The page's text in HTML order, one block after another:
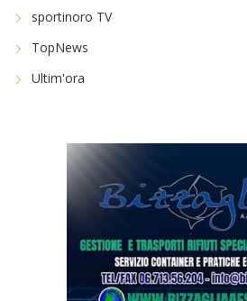
sportinoro TV
TopNews
Ultim'ora